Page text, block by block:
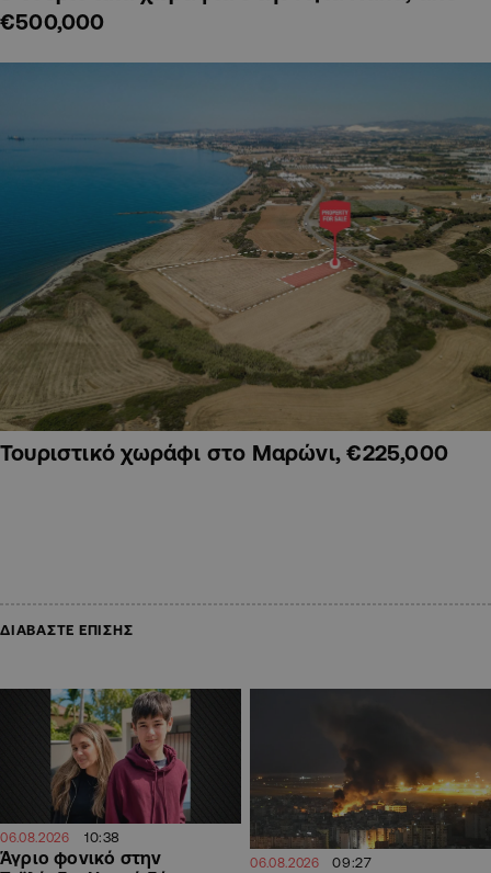
€500,000
Τουριστικό χωράφι στο Μαρώνι, €225,000
ΔΙΑΒΑΣΤΕ ΕΠΙΣΗΣ
06.08.2026 10:38
Άγριο φονικό στην
06.08.2026 09:27